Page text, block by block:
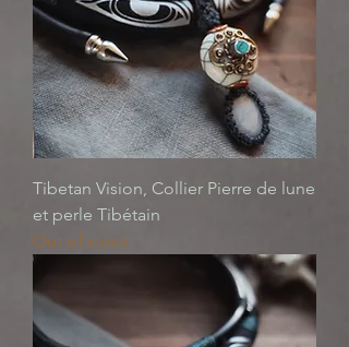
Tibetan Vision, Collier Pierre de lune
et perle Tibétain
Out of stock